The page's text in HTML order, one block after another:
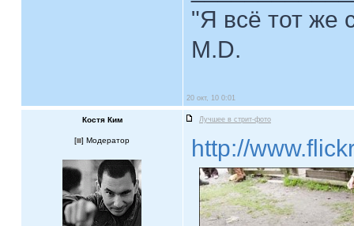
"Я всё тот же
M.D.
20 окт, 10 0:01
Костя Ким Лучшее в стрит-фото
[ ] Модератор http://